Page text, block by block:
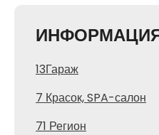
13Гараж
7 Красок, SPA-салон
71 Регион